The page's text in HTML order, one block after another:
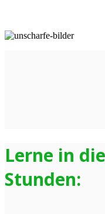
Lerne in
Stunden: